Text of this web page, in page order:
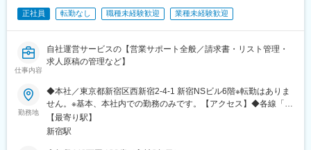
正社員 転勤なし 職種未経験歓迎 業種未経験歓迎
仕事内容
自社運営サービスの【営業サポート全般／請求書・リスト管理・
求人原稿の管理など】
勤務地
◆本社／東京都新宿区西新宿2-4-1 新宿NSビル6階※転勤はありま
せん。※基本、本社内での勤務のみです。【アクセス】◆各線「新
宿駅」西口・南口より徒歩7分＜変更の範囲＞ 法人の定める就業
場所
【最寄り駅】
新宿駅